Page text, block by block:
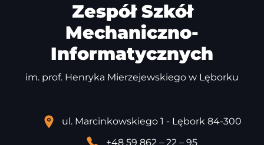
Zespół Szkół
Mechaniczno-
Informatycznych
im. prof. Henryka Mierzejewskiego w Lęborku
ul. Marcinkowskiego 1 - Lębork 84-300
+48 59 862 – 22 – 95